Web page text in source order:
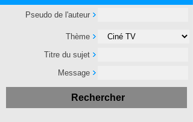
Pseudo de l'auteur
Thème
Titre du sujet
Message